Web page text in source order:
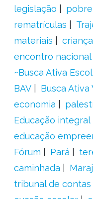
legislação
rematrículas
materiais
criança
encontro nacional
~Busca Ativa
BAV
Busca Ativa
economia
Educação integral
educação
Fórum
Pará
caminhada
tribunal de contas